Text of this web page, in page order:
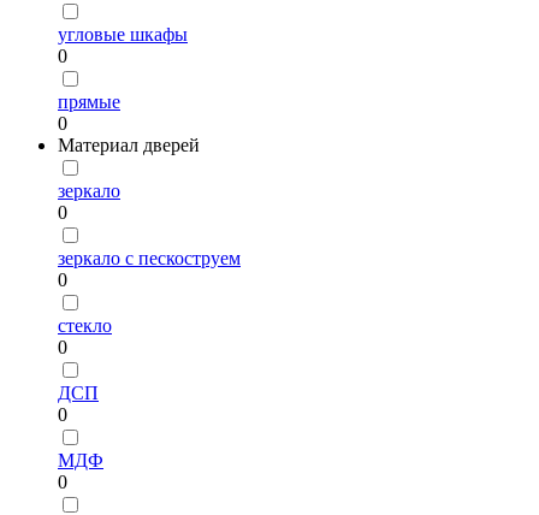
угловые шкафы
0
прямые
0
Материал дверей
зеркало
0
зеркало с пескоструем
0
стекло
0
ДСП
0
МДФ
0